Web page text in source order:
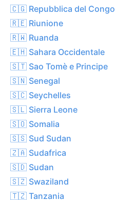
🇨🇬 Repubblica del Congo
🇷🇪 Riunione
🇷🇼 Ruanda
🇪🇭 Sahara Occidentale
🇸🇹 Sao Tomè e Principe
🇸🇳 Senegal
🇸🇨 Seychelles
🇸🇱 Sierra Leone
🇸🇴 Somalia
🇸🇸 Sud Sudan
🇿🇦 Sudafrica
🇸🇩 Sudan
🇸🇿 Swaziland
🇹🇿 Tanzania